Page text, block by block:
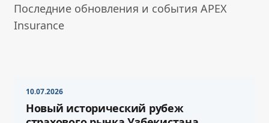
Последние обновления и события APEX
Insurance
10.07.2026
Новый исторический рубеж